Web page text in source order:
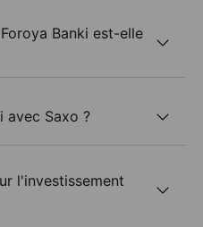
Banki est-elle
avec Saxo ?
l'investissement